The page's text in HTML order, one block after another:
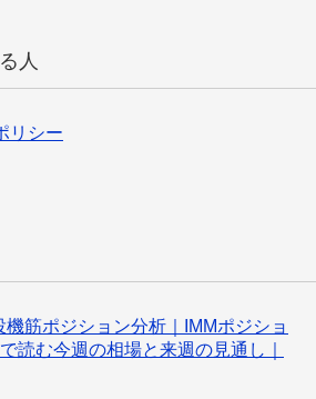
人
リシー
筋ポジション分析｜IMMポジショ
読む今週の相場と来週の見通し｜